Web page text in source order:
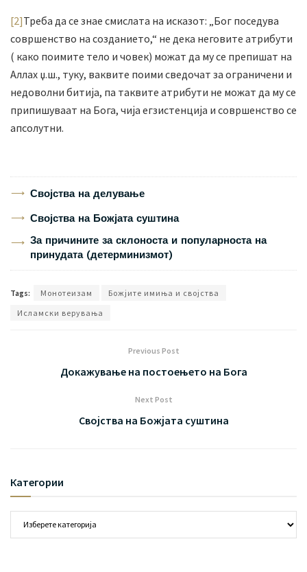
[2]Треба да се знае смислата на исказот: „Бог поседува
совршенство на созданието,“ не дека неговите атрибути
( како поимите тело и човек) можат да му се препишат на
Аллах џ.ш., туку, ваквите поими сведочат за ограничени и
недоволни битија, па таквите атрибути не можат да му се
припишуваат на Бога, чија егзистенција и совршенство се
апсолутни.
Својства на делување
Својства на Божјата суштина
За причините за склоноста и популарноста на
принудата (детерминизмот)
Tags: Mонотеизам
Божјите имиња и својства
Исламски верувања
Previous Post
Докажување на постоењето на Бога
Next Post
Својства на Божјата суштина
Категории